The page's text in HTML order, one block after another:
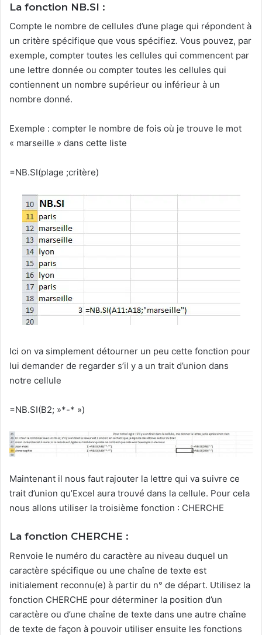
La fonction NB.SI :
Compte le nombre de cellules d’une plage qui répondent à
un critère spécifique que vous spécifiez. Vous pouvez, par
exemple, compter toutes les cellules qui commencent par
une lettre donnée ou compter toutes les cellules qui
contiennent un nombre supérieur ou inférieur à un
nombre donné.
Exemple : compter le nombre de fois où je trouve le mot
« marseille » dans cette liste
=NB.SI(plage ;critère)
Ici on va simplement détourner un peu cette fonction pour
lui demander de regarder s’il y a un trait d’union dans
notre cellule
=NB.SI(B2; »*-* »)
Maintenant il nous faut rajouter la lettre qui va suivre ce
trait d’union qu’Excel aura trouvé dans la cellule. Pour cela
nous allons utiliser la troisième fonction : CHERCHE
La fonction CHERCHE :
Renvoie le numéro du caractère au niveau duquel un
caractère spécifique ou une chaîne de texte est
initialement reconnu(e) à partir du n° de départ. Utilisez la
fonction CHERCHE pour déterminer la position d’un
caractère ou d’une chaîne de texte dans une autre chaîne
de texte de façon à pouvoir utiliser ensuite les fonctions